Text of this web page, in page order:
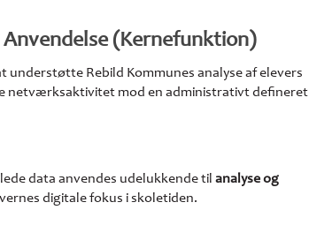
Anvendelse (Kernefunktion)
understøtte Rebild Kommunes analyse af elevers
netværksaktivitet mod en administrativt
data anvendes udelukkende til analyse og
digitale fokus i skoletiden.